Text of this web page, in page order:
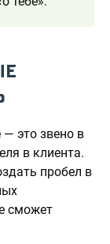
это звено в
в клиента.
пробел в
сможет